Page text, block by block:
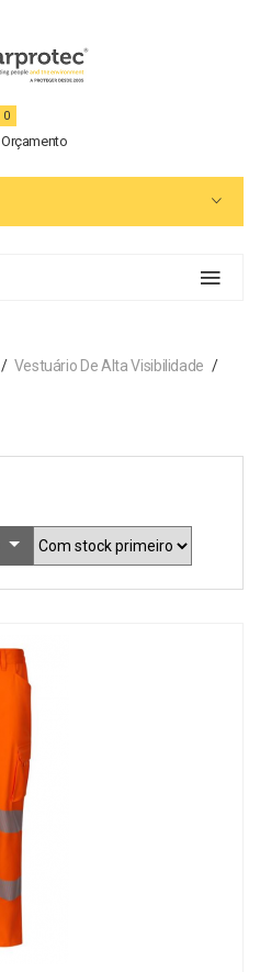
Orçamento
0
Vestuário De Alta Visibilidade